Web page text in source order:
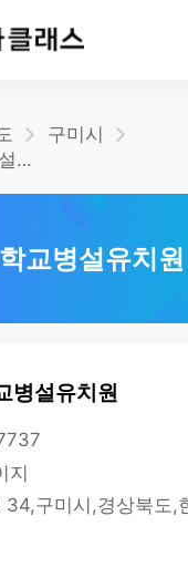
블로그
구미시
인동초등학교병설유치원
교병설유치원
병설유치원
지
34,구미시,경상북도,